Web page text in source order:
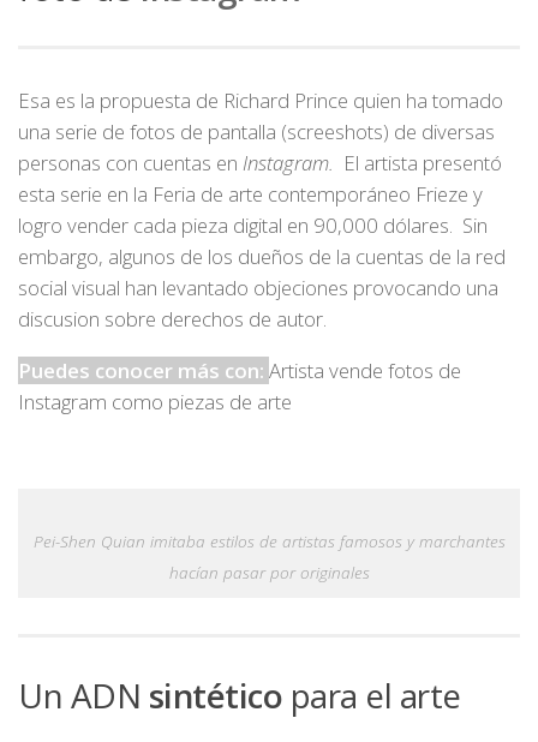
Esa es la propuesta de Richard Prince quien ha tomado
una serie de fotos de pantalla (screeshots) de diversas
personas con cuentas en Instagram. El artista presentó
esta serie en la Feria de arte contemporáneo Frieze y
logro vender cada pieza digital en 90,000 dólares. Sin
embargo, algunos de los dueños de la cuentas de la red
social visual han levantado objeciones provocando una
discusion sobre derechos de autor.
Puedes conocer más con: Artista vende fotos de
Instagram como piezas de arte
Pei-Shen Quian imitaba estilos de artistas famosos y marchantes
hacían pasar por originales
Un ADN sintético para el arte